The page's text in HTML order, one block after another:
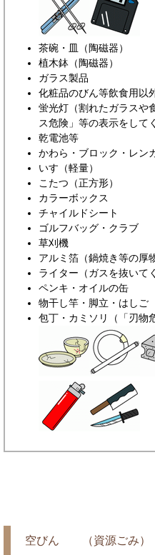
茶碗・皿（陶磁器）
植木鉢（陶磁器）
ガラス製品
化粧品のびん等飲食用以
蛍光灯（割れたガラスや
ス危険」等の表示をして
乾電池等
かわら・ブロック・レン
いす（軽量）
こたつ（正方形）
カラーボックス
チャイルドシート
ゴルフバッグ・クラブ
草刈機
アルミ箔（鍋焼き等の厚
ライター（ガスを抜いて
ペンキ・オイルの缶
物干し竿・脚立・はしご
包丁・カミソリ（「刃物
空びん （資源ごみ）